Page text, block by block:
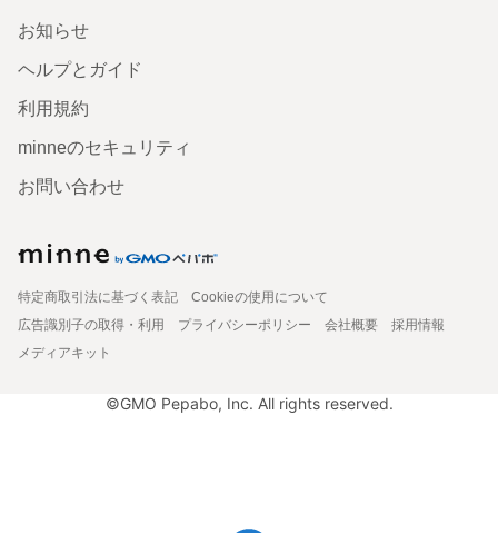
お知らせ
ヘルプとガイド
利用規約
minneのセキュリティ
お問い合わせ
特定商取引法に基づく表記
Cookieの使用について
広告識別子の取得・利用
プライバシーポリシー 会社概要
採用情報
メディアキット
©GMO Pepabo, Inc. All rights reserved.